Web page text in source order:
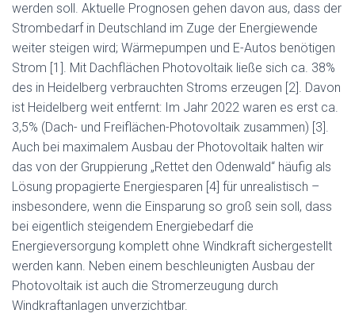
werden soll. Aktuelle Prognosen gehen davon aus, dass der
Strombedarf in Deutschland im Zuge der Energiewende
weiter steigen wird; Wärmepumpen und E-Autos benötigen
Strom [1]. Mit Dachflächen Photovoltaik ließe sich ca. 38%
des in Heidelberg verbrauchten Stroms erzeugen [2]. Davon
ist Heidelberg weit entfernt: Im Jahr 2022 waren es erst ca.
3,5% (Dach- und Freiflächen-Photovoltaik zusammen) [3].
Auch bei maximalem Ausbau der Photovoltaik halten wir
das von der Gruppierung „Rettet den Odenwald“ häufig als
Lösung propagierte Energiesparen [4] für unrealistisch –
insbesondere, wenn die Einsparung so groß sein soll, dass
bei eigentlich steigendem Energiebedarf die
Energieversorgung komplett ohne Windkraft sichergestellt
werden kann. Neben einem beschleunigten Ausbau der
Photovoltaik ist auch die Stromerzeugung durch
Windkraftanlagen unverzichtbar.